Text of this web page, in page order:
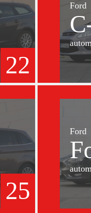
22
Ford
25
Ford